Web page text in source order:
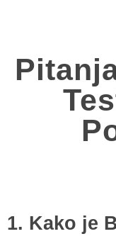
1. Kako je